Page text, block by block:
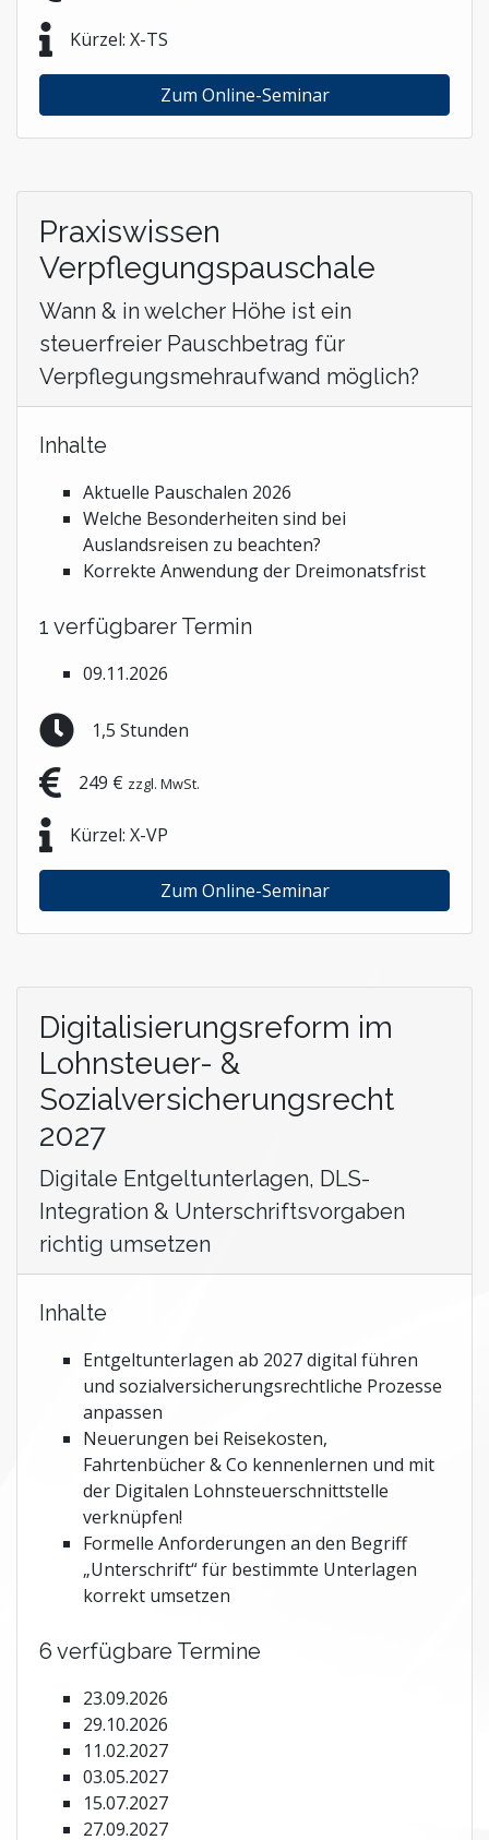
Kürzel: X-TS
Zum Online-Seminar
Praxiswissen
Verpflegungspauschale
Wann & in welcher Höhe ist ein
steuerfreier Pauschbetrag für
Verpflegungsmehraufwand möglich?
Inhalte
Aktuelle Pauschalen 2026
Welche Besonderheiten sind bei
Auslandsreisen zu beachten?
Korrekte Anwendung der Dreimonatsfrist
1 verfügbarer Termin
09.11.2026
1,5 Stunden
249 € zzgl. MwSt.
Kürzel: X-VP
Zum Online-Seminar
Digitalisierungsreform im
Lohnsteuer- &
Sozialversicherungsrecht
2027
Digitale Entgeltunterlagen, DLS-
Integration & Unterschriftsvorgaben
richtig umsetzen
Inhalte
Entgeltunterlagen ab 2027 digital führen
und sozialversicherungsrechtliche Prozesse
anpassen
Neuerungen bei Reisekosten,
Fahrtenbücher & Co kennenlernen und mit
der Digitalen Lohnsteuerschnittstelle
verknüpfen!
Formelle Anforderungen an den Begriff
„Unterschrift“ für bestimmte Unterlagen
korrekt umsetzen
6 verfügbare Termine
23.09.2026
29.10.2026
11.02.2027
03.05.2027
15.07.2027
27.09.2027